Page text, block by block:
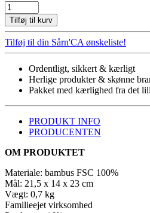
REDSKABSHOLDER
antal
Tilføj til kurv
Tilføj til din Sårn'CA ønskeliste!
Ordentligt, sikkert & kærligt
Herlige produkter & skønne
Pakket med kærlighed fra det
PRODUKT INFO
PRODUCENTEN
OM PRODUKTET
Materiale: bambus FSC 100%
Mål: 21,5 x 14 x 23 cm
Vægt: 0,7 kg
Familieejet virksomhed